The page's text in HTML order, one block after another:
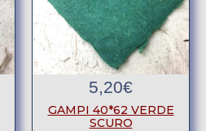
5,20€
GAMPI 40*62 VERDE
SCURO